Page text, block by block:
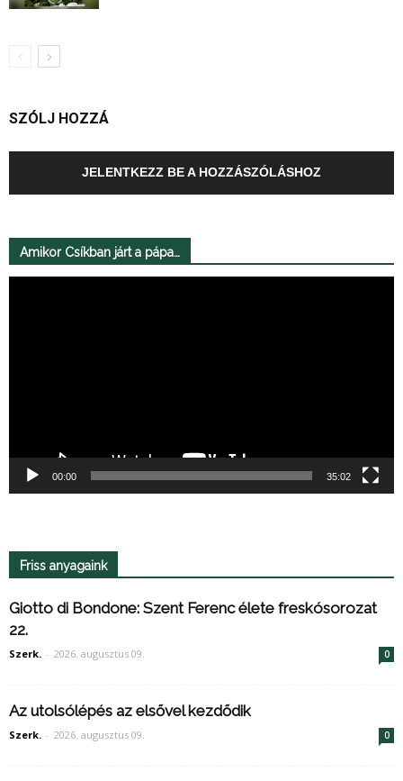
SZÓLJ HOZZÁ
JELENTKEZZ BE A HOZZÁSZÓLÁSHOZ
Amikor Csíkban járt a pápa…
00:00 35:02
Friss anyagaink
Giotto di Bondone: Szent Ferenc élete freskósorozat
22.
Szerk. - 2026. augusztus 09. 0
Az utolsólépés az elsővel kezdődik
Szerk. - 2026. augusztus 09. 0